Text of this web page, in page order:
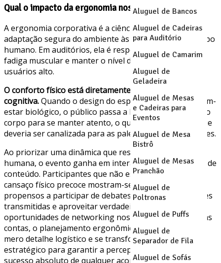
Aluguel de Bancos
Aluguel de Cadeiras
para Auditório
Aluguel de Camarim
Aluguel de
Geladeira
Aluguel de Mesas
e Cadeiras para
Eventos
Aluguel de Mesa
Bistrô
Aluguel de Mesas
Pranchão
Aluguel de
Poltronas
Aluguel de Puffs
Aluguel de
Separador de Fila
Aluguel de Sofás
Qual o impacto da ergonomia nos eventos?
A ergonomia corporativa é a ciência que estuda a
adaptação segura do ambiente às necessidades do corpo
humano. Em auditórios, ela é responsável por prevenir
fadiga muscular e manter o nível de concentração dos
usuários alto.
O conforto físico está diretamente ligado à capacidade
cognitiva.Quando o design do espaço negligencia o bem-
estar biológico, o público passa a lutar contra o próprio
corpo para se manter atento, o que drena a energia que
deveria ser canalizada para as palestras e apresentações.
Ao priorizar uma dinâmica que respeite a fisiologia
humana, o evento ganha em interatividade e absorção de
conteúdo. Participantes que não estão lidando com o
cansaço físico precoce mostram-se muito mais
propensos a participar de debates, reter as informações
transmitidas e aproveitar verdadeiramente as
oportunidades de networking nos intervalos. No fim das
contas, o planejamento ergonômico deixa de ser um
mero detalhe logístico e se transforma em um pilar
estratégico para garantir a percepção positiva e o
sucesso absoluto de qualquer acontecimento.